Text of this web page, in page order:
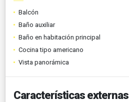
Balcón
Baño auxiliar
Baño en habitación principal
Cocina tipo americano
Vista panorámica
Características externas